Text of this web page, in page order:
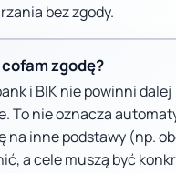
bez zgody.
zgodę?
i BIK nie powinni dalej
To nie oznacza
na inne podstawy (np.
a cele muszą być